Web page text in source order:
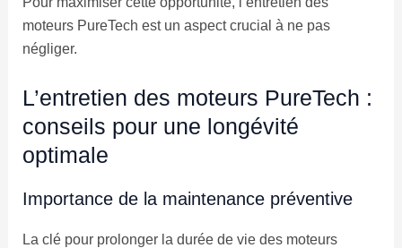
moteurs PureTech est un aspect crucial à ne pas
négliger.
L’entretien des moteurs PureTech :
conseils pour une longévité
optimale
Importance de la maintenance préventive
La clé pour prolonger la durée de vie des moteurs